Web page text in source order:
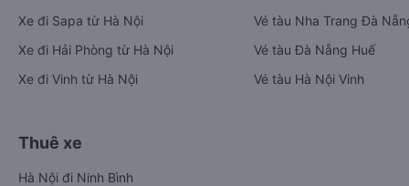
Xe đi Sapa từ Hà Nội
Xe đi Hải Phòng từ Hà Nội
Xe đi Vinh từ Hà Nội
Vé tàu Nha Trang Đà
Vé tàu Đà Nẵng Huế
Vé tàu Hà Nội Vinh
Thuê xe
Hà Nội đi Ninh Bình